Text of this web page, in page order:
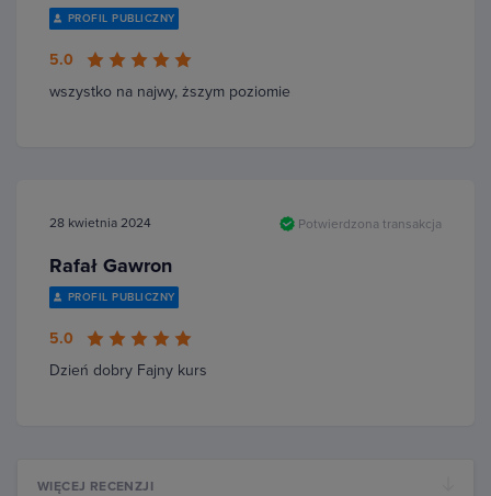
PROFIL PUBLICZNY
5.0
wszystko na najwy, ższym poziomie
28 kwietnia 2024 Potwierdzona transakcja
Rafał Gawron
PROFIL PUBLICZNY
5.0
Dzień dobry Fajny kurs
WIĘCEJ RECENZJI